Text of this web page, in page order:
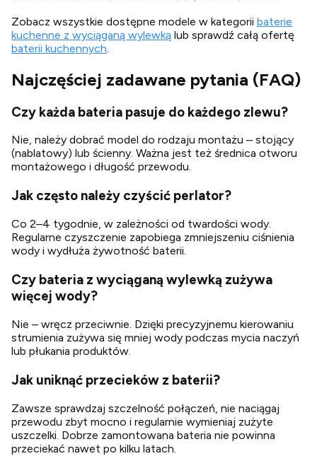
Zobacz wszystkie dostępne modele w kategorii baterie
kuchenne z wyciąganą wylewką lub sprawdź całą ofertę
baterii kuchennych
Najczęściej zadawane pytania (FAQ)
Czy każda bateria pasuje do każdego zlewu?
Nie, należy dobrać model do rodzaju montażu – stojący
(nablatowy) lub ścienny. Ważna jest też średnica otworu
montażowego i długość przewodu.
Jak często należy czyścić perlator?
Co 2–4 tygodnie, w zależności od twardości wody.
Regularne czyszczenie zapobiega zmniejszeniu ciśnienia
wody i wydłuża żywotność baterii.
Czy bateria z wyciąganą wylewką zużywa
więcej wody?
Nie – wręcz przeciwnie. Dzięki precyzyjnemu kierowaniu
strumienia zużywa się mniej wody podczas mycia naczyń
lub płukania produktów.
Jak uniknąć przecieków z baterii?
Zawsze sprawdzaj szczelność połączeń, nie naciągaj
przewodu zbyt mocno i regularnie wymieniaj zużyte
uszczelki. Dobrze zamontowana bateria nie powinna
przeciekać nawet po kilku latach.